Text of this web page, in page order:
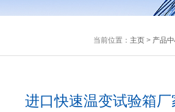
当前位置： 主页> 产品
进口快速温变试验箱